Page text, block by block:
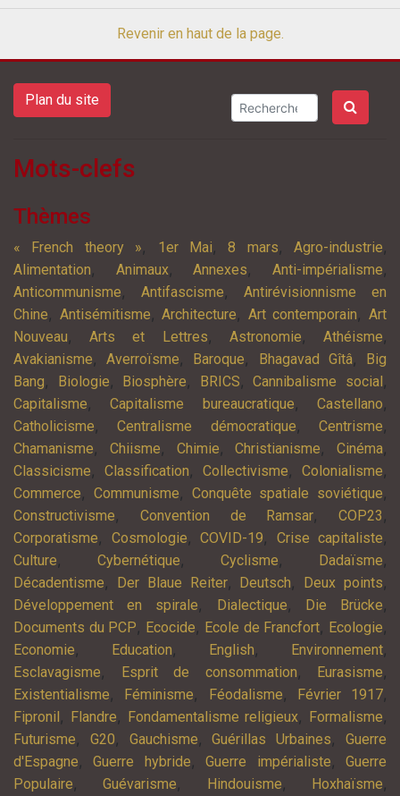
Revenir en haut de la page.
Plan du site
Mots-clefs
Thèmes
« French theory », 1er Mai,8 mars, Agro-industrie,
Alimentation, Animaux,Annexes,Anti-impérialisme,
Anticommunisme, Antifascisme, Antirévisionnisme en
Chine, Antisémitisme,Architecture, Art contemporain,Art
Nouveau,Arts et Lettres, Astronomie,Athéisme,
Avakianisme,Averroïsme, Baroque, Bhagavad Gîtâ,
Big
Bang, Biologie, Biosphère, BRICS,Cannibalisme social ,
Capitalisme,Capitalisme bureaucratique,Castellano,
Catholicisme,Centralisme démocratique,Centrisme,
Chamanisme, Chiisme, Chimie,Christianisme, Cinéma,
Classicisme, Classification, Collectivisme, Colonialisme,
Commerce, Communisme, Conquête spatiale soviétique,
Constructivisme, Convention de Ramsar, COP23 ,
Corporatisme, Cosmologie, COVID-19, Crise capitaliste,
Culture, Cybernétique, Cyclisme, Dadaïsme,
Décadentisme, Der Blaue Reiter, Deutsch, Deux points,
Développement en spirale, Dialectique, Die Brücke,
Documents du PCP, Ecocide, Ecole de Francfort, Ecologie,
Economie, Education, English, Environnement,
Esclavagisme, Esprit de consommation, Eurasisme,
Existentialisme, Féminisme, Féodalisme, Février 1917,
Fipronil , Flandre, Fondamentalisme religieux, Formalisme,
Futurisme, G20, Gauchisme,Guérillas Urbaines,Guerre
d'Espagne,Guerre hybride,Guerre impérialiste,Guerre
Populaire,Guévarisme, Hindouisme, Hoxhaïsme,